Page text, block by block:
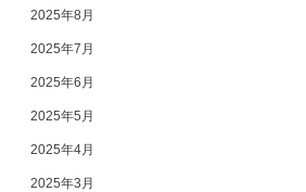
2025年8月
2025年7月
2025年6月
2025年5月
2025年4月
2025年3月